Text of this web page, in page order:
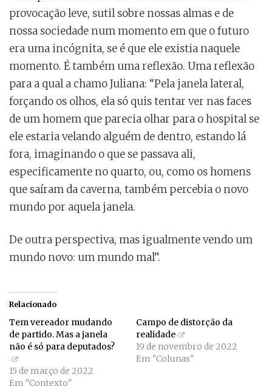
provocação leve, sutil sobre nossas almas e de
nossa sociedade num momento em que o futuro
era uma incógnita, se é que ele existia naquele
momento. É também uma reflexão. Uma reflexão
para a qual a chamo Juliana: “Pela janela lateral,
forçando os olhos, ela só quis tentar ver nas faces
de um homem que parecia olhar para o hospital se
ele estaria velando alguém de dentro, estando lá
fora, imaginando o que se passava ali,
especificamente no quarto, ou, como os homens
que saíram da caverna, também percebia o novo
mundo por aquela janela.
De outra perspectiva, mas igualmente vendo um
mundo novo: um mundo mal”.
Relacionado
Tem vereador mudando
de partido. Mas a janela
não é só para deputados?
15 de março de 2022
Em "Contexto"
Campo de distorção da
realidade
19 de novembro de 2022
Em "Colunas"